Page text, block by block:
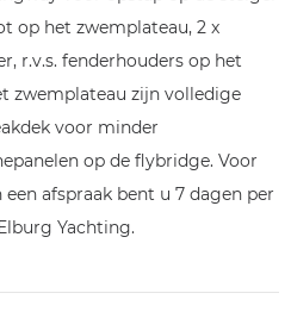
op het zwemplateau, 2 x
r.v.s. fenderhouders op het
zwemplateau zijn volledige
voor minder
op de flybridge. Voor
afspraak bent u 7 dagen per
Yachting.